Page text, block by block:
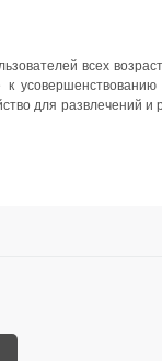
всех
для развлечений и